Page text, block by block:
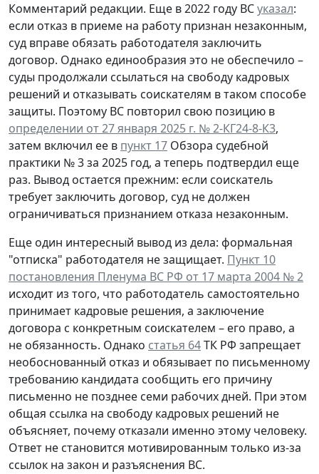
Комментарий редакции. Еще в 2022 году ВСуказал:
если отказ в приеме на работу признан незаконным,
суд вправе обязать работодателя заключить
договор. Однако единообразия это не обеспечило –
суды продолжали ссылаться на свободу кадровых
решений и отказывать соискателям в таком способе
защиты. Поэтому ВС повторил свою позицию в
определении от 27 января 2025 г. № 2-КГ24-8-К3,
затем включил ее в пункт 17 Обзора судебной
практики № 3 за 2025 год, а теперь подтвердил еще
раз. Вывод остается прежним: если соискатель
требует заключить договор, суд не должен
ограничиваться признанием отказа незаконным.
Еще один интересный вывод из дела: формальная
"отписка" работодателя не защищает. Пункт 10
постановления Пленума ВС РФ от 17 марта 2004 № 2
исходит из того, что работодатель самостоятельно
принимает кадровые решения, а заключение
договора с конкретным соискателем – его право, а
не обязанность. Однако статья 64ТК РФ запрещает
необоснованный отказ и обязывает по письменному
требованию кандидата сообщить его причину
письменно не позднее семи рабочих дней. При этом
общая ссылка на свободу кадровых решений не
объясняет, почему отказали именно этому человеку.
Ответ не становится мотивированным только из-за
ссылок на закон и разъяснения ВС.